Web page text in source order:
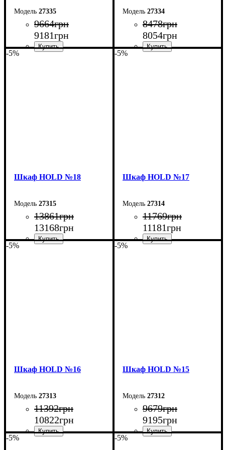
27335
9664грн
9181грн
27334
8478грн
8054грн
-5%
Шкаф НOLD №18
27315
13861грн
13168грн
-5%
Шкаф НOLD №17
27314
11769грн
11181грн
-5%
Шкаф НOLD №16
27313
11392грн
10822грн
-5%
Шкаф НOLD №15
27312
9679грн
9195грн
-5% -5%